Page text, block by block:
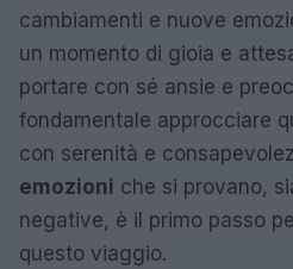
cambiamenti e nuove
un momento di gioia e
portare con sé ansie e
fondamentale approcciare
con serenità e
emozioni che si provano,
negative, è il primo passo
questo viaggio.